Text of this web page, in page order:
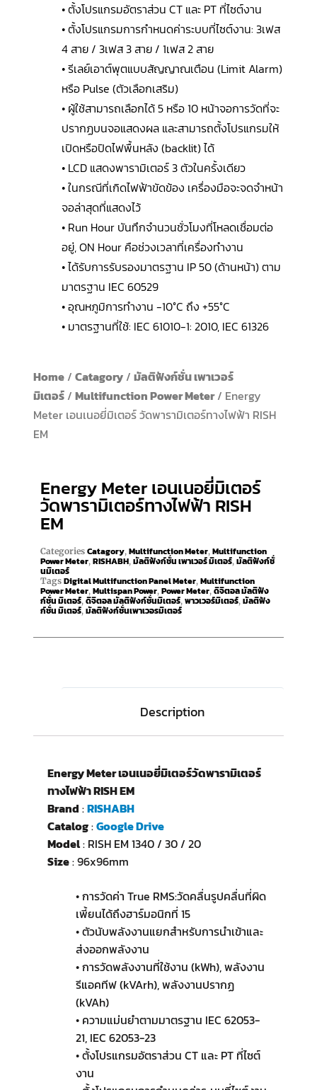
• ตั้งโปรแกรมอัตราส่วน CT และ PT ที่ไซต์งาน
• ตั้งโปรแกรมการกำหนดค่าระบบที่ไซต์งาน: 3เฟส
4 สาย / 3เฟส 3 สาย / 1เฟส 2 สาย
• รีเลย์เอาต์พุตแบบสัญญาณเตือน (Limit Alarm)
หรือ Pulse (ตัวเลือกเสริม)
• ผู้ใช้สามารถเลือกได้ 5 หรือ 10 หน้าจอการวัดที่จะ
ปรากฏบนจอแสดงผล และสามารถตั้งโปรแกรมให้
เปิดหรือปิดไฟพื้นหลัง (backlit) ได้
• LCD แสดงพารามิเตอร์ 3 ตัวในครั้งเดียว
• ในกรณีที่เกิดไฟฟ้าขัดข้อง เครื่องมือจะจดจำหน้า
จอล่าสุดที่แสดงไว้
• Run Hour บันทึกจำนวนชั่วโมงที่โหลดเชื่อมต่อ
อยู่, ON Hour คือช่วงเวลาที่เครื่องทำงาน
• ได้รับการรับรองมาตรฐาน IP 50 (ด้านหน้า) ตาม
มาตรฐาน IEC 60529
• อุณหภูมิการทำงาน -10°C ถึง +55°C
• มาตรฐานที่ใช้: IEC 61010-1: 2010, IEC 61326
Home/ Catagory/ มัลติฟังก์ชั่น เพาเวอร์
มิเตอร์/ Multifunction Power Meter/ Energy
Meter เอนเนอยี่มิเตอร์ วัดพารามิเตอร์ทางไฟฟ้า RISH
EM
Energy Meter เอนเนอยี่มิเตอร์
วัดพารามิเตอร์ทางไฟฟ้า RISH
EM
Categories Catagory, Multifunction Meter, Multifunction
Power Meter, RISHABH, มัลติฟังก์ชั่น เพาเวอร์ มิเตอร์, มัลติฟังก์ชั่
นมิเตอร์
Tags Digital Multifunction Panel Meter, Multifunction
Power Meter, Multispan Power, Power Meter, ดิจิตอล มัลติฟัง
ก์ชั่น มิเตอร์, ดิจิตอล มัลติฟังก์ชั่นมิเตอร์, พาวเวอร์มิเตอร์, มัลติฟัง
ก์ชั่น มิเตอร์, มัลติฟังก์ชั่นเพาเวอรมิเตอร์
Description
Energy Meter เอนเนอยี่มิเตอร์วัดพารามิเตอร์
ทางไฟฟ้า RISH EM
Brand :RISHABH
Catalog:Google Drive
Model: RISH EM 1340 / 30 / 20
Size: 96x96mm
• การวัดค่า True RMS:วัดคลื่นรูปคลื่นที่ผิด
เพี้ยนได้ถึงฮาร์มอนิกที่ 15
• ตัวนับพลังงานแยกสำหรับการนำเข้าและ
ส่งออกพลังงาน
• การวัดพลังงานที่ใช้งาน (kWh), พลังงาน
รีแอคทีฟ (kVArh), พลังงานปรากฏ
(kVAh)
• ความแม่นยำตามมาตรฐาน IEC 62053-
21, IEC 62053-23
• ตั้งโปรแกรมอัตราส่วน CT และ PT ที่ไซต์
งาน